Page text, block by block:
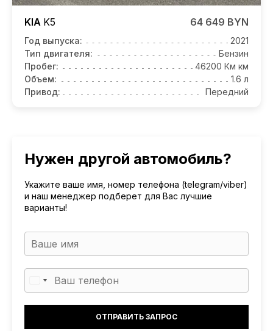
KIA K5 64 649 BYN
Год выпуска:
2021
Тип двигателя:
Бензин
Пробег:
46200 Км км
Объем:
1.6 л
Привод:
Передний
Нужен другой автомобиль?
Укажите ваше имя, номер телефона (telegram/viber)
и наш менеджер подберет для Вас лучшие
варианты!